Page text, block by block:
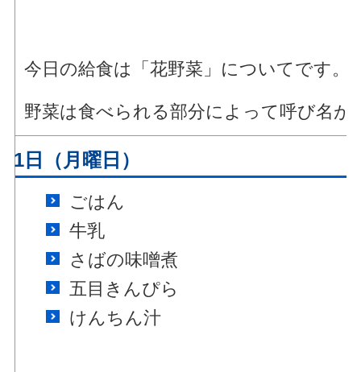
今日の給食は「花野菜」についてです。
野菜は食べられる部分によって呼び名
日（月曜日）
ごはん
牛乳
さばの味噌煮
五目きんぴら
けんちん汁